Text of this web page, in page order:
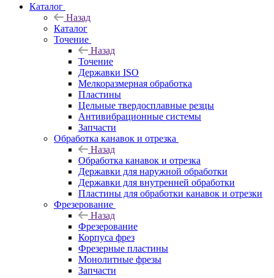
Каталог
Назад
Каталог
Точение
Назад
Точение
Державки ISO
Мелкоразмерная обработка
Пластины
Цельные твердосплавные резцы
Антивибрационные системы
Запчасти
Обработка канавок и отрезка
Назад
Обработка канавок и отрезка
Державки для наружной обработки
Державки для внутренней обработки
Пластины для обработки канавок и отрезки
Фрезерование
Назад
Фрезерование
Корпуса фрез
Фрезерные пластины
Монолитные фрезы
Запчасти